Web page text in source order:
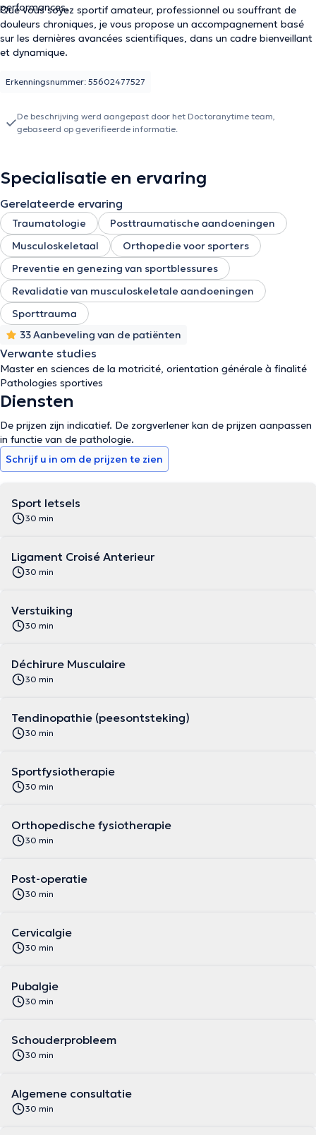
performances.
Que vous soyez sportif amateur, professionnel ou souffrant de
douleurs chroniques, je vous propose un accompagnement basé
sur les dernières avancées scientifiques, dans un cadre bienveillant
et dynamique.
Erkenningsnummer: 55602477527
De beschrijving werd aangepast door het Doctoranytime team,
gebaseerd op geverifieerde informatie.
Specialisatie en ervaring
Gerelateerde ervaring
Traumatologie
Posttraumatische aandoeningen
Musculoskeletaal
Orthopedie voor sporters
Preventie en genezing van sportblessures
Revalidatie van musculoskeletale aandoeningen
Sporttrauma
33 Aanbeveling van de patiënten
Verwante studies
Master en sciences de la motricité, orientation générale à finalité
Pathologies sportives
Diensten
De prijzen zijn indicatief. De zorgverlener kan de prijzen aanpassen
in functie van de pathologie.
Schrijf u in om de prijzen te zien
Sport letsels
30 min
Ligament Croisé Anterieur
30 min
Verstuiking
30 min
Déchirure Musculaire
30 min
Tendinopathie (peesontsteking)
30 min
Sportfysiotherapie
30 min
Orthopedische fysiotherapie
30 min
Post-operatie
30 min
Cervicalgie
30 min
Pubalgie
30 min
Schouderprobleem
30 min
Algemene consultatie
30 min